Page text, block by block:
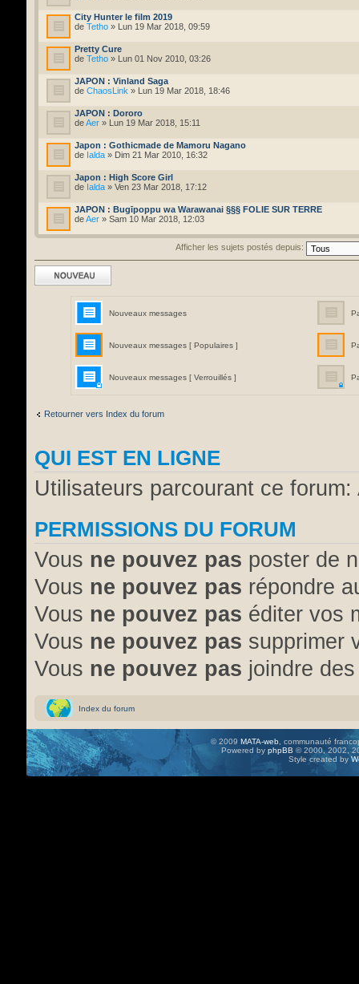
City Hunter le film 2019
de Tetho » Lun 19 Mar 2018, 09:59
Pretty Cure
de Tetho » Lun 01 Nov 2010, 03:26
JAPON : Vinland Saga
de ChaosLink » Lun 19 Mar 2018, 18:46
JAPON : Dororo
deAer » Lun 19 Mar 2018, 15:11
Japon : Gothicmade de Mamoru Nagano
de Ialda » Dim 21 Mar 2010, 16:32
Japon : High Score Girl
de Ialda » Ven 23 Mar 2018, 17:12
JAPON : Bugīpoppu wa Warawanai §§§ FOLIE SUR TERRE
deAer » Sam 10 Mar 2018, 12:03
Afficher les sujets postés depuis:
Ecrire un nouveau
Nouveaux messages
Nouveaux messages [ Populaires ]
Nouveaux messages [ Verrouillés ]
Retourner vers Index du forum
QUI EST EN LIGNE
Utilisateurs parcourant ce
PERMISSIONS DU FORUM
Vous ne pouvez pas poster de
Vous ne pouvez pas répondre
Vous ne pouvez pas éditer vos
Vous ne pouvez pas supprimer
Vous ne pouvez pas joindre
Index du forum
© 2009 MATA-web , communauté
Powered by phpBB © 2000, 2002,
Style created by